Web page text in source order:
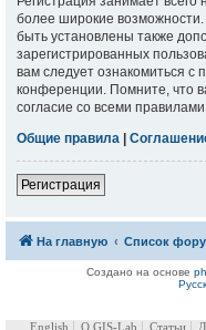
более широкие
быть установлены также
зарегистрированных
вам следует ознакомиться с
конференции. Помните, что
согласие со всеми правилами.
Общие правила |
Регистрация
На главную Список
Создано на основе
English О GIS-Lab Статьи